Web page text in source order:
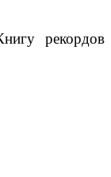
рекордов